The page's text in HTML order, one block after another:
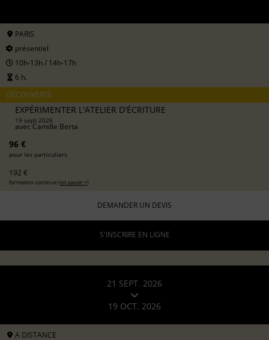
PARIS
présentiel
10h-13h / 14h-17h
6 h.
DÉCOUVERTE
EXPÉRIMENTER L'ATELIER D'ÉCRITURE
19 sept 2026
avecCamille Berta
96 €
pour les particuliers
192 €
formation continue (en savoir +)
DEMANDER UN DEVIS
S'INSCRIRE EN LIGNE
21 SEPT. 2026
19 OCT. 2026
A DISTANCE